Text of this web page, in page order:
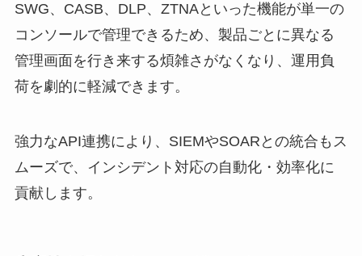
SWG、CASB、DLP、ZTNAといった機能が単一の
コンソールで管理できるため、製品ごとに異なる
管理画面を行き来する煩雑さがなくなり、運用負
荷を劇的に軽減できます。
強力なAPI連携により、SIEMやSOARとの統合もス
ムーズで、インシデント対応の自動化・効率化に
貢献します。